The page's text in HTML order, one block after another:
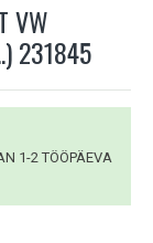
VW
231845
1-2 TÖÖPÄEVA